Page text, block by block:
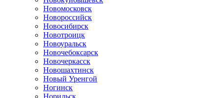
Новомосковск
Новороссийск
Новосибирск
Новотроицк
Новоуральск
Новочебоксарск
Новочеркасск
Новошахтинск
Новый Уренгой
Ногинск
Норильск